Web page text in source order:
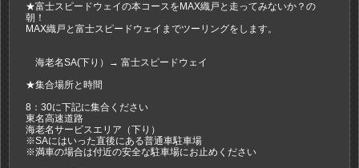
★富士スピードウェイの本コースをMAX織戸と走ってみないか？の
朝！
MAX織戸と富士スピードウェイまでツーリングをします。
海老名SA(下り）→ 富士スピードウェイ
★集合場所と時間
8：30に下記に集合ください
東名高速道路
海老名サービスエリア（下り）
※SAにはいった直後にある普通車駐車場
※満車の場合は付近の安全な駐車場にお止めください